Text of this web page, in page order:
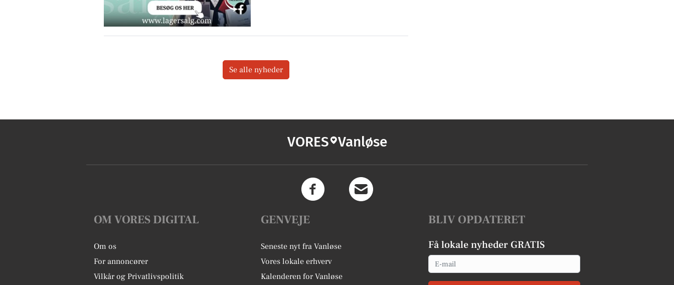
Se alle nyheder
VORES Vanløse
OM VORES DIGITAL
Om os
For annoncører
Vilkår og Privatlivspolitik
GENVEJE
Seneste nyt fra Vanløse
Vores lokale erhverv
Kalenderen for Vanløse
BLIV OPDATERET
Få lokale nyheder GRATIS
Email